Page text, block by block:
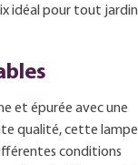
idéal pour tout jardin
et épurée avec une
qualité, cette lampe
conditions